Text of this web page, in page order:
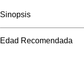
Sinopsis
Mientras tanto, en la
Edad Recomendada